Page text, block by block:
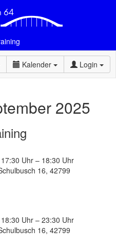
Kalender Login
2025
Uhr – 18:30 Uhr
16, 42799
Uhr – 23:30 Uhr
16, 42799